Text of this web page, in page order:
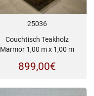
25036
Couchtisch Teakholz
Marmor 1,00 m x 1,00 m
899,00€